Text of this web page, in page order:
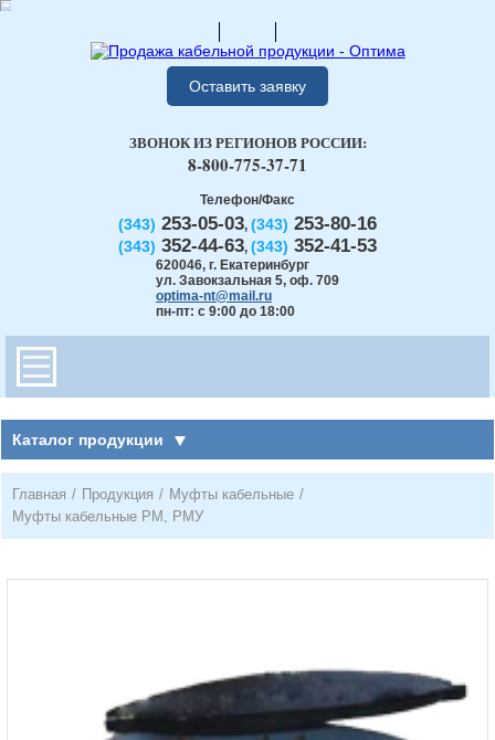
Оставить заявку
Телефон/Факс
(343) 253-05-03, (343) 253-80-16
(343) 352-44-63, (343) 352-41-53
620046, г. Екатеринбург
ул. Завокзальная 5, оф. 709
optima-nt@mail.ru
пн-пт: с 9:00 до 18:00
ЗВОНОК ИЗ РЕГИОНОВ РОССИИ:
8-800-775-37-71
Каталог продукции
Главная / Продукция / Муфты кабельные /
Муфты кабельные РМ, РМУ